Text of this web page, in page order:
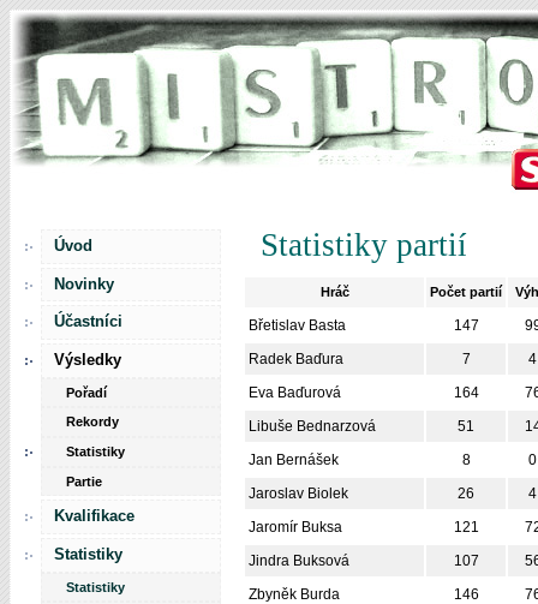
Úvod
Novinky
Účastníci
Výsledky
Pořadí
Rekordy
Statistiky
Partie
Kvalifikace
Statistiky
Statistiky
Statistiky partií
Hráč Počet partií
Břetislav Basta 147
Radek Baďura
7
4
Eva Baďurová
164
Libuše Bednarzová
51
Jan Bernášek
8
0
Jaroslav Biolek
26
4
Jaromír Buksa
121
Jindra Buksová
107
Zbyněk Burda
146